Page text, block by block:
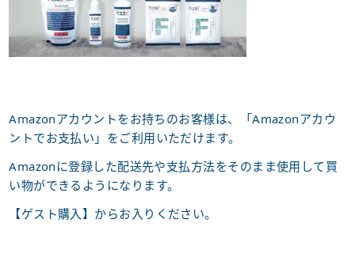
Amazonアカウントをお持ちのお客様は、「Amazonアカウ
ントでお支払い」をご利用いただけます。
Amazonに登録した配送先や支払方法をそのまま使用して買
い物ができるようになります。
【ゲスト購入】からお入りください。